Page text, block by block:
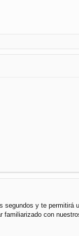
y te
con